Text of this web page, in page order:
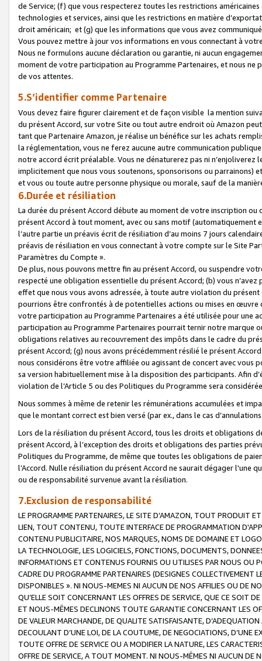
de Service; (f) que vous respecterez toutes les restrictions
technologies et services, ainsi que les restrictions en matière
droit américain; et (g) que les informations que vous avez
Vous pouvez mettre à jour vos informations en vous connectant à
Nous ne formulons aucune déclaration ou garantie, ni aucun
moment de votre participation au Programme Partenaires, et nous
de vos attentes.
5.S’identifier comme Partenaire
Vous devez faire figurer clairement et de façon visible la mention
du présent Accord, sur votre Site ou tout autre endroit où Amazon
tant que Partenaire Amazon, je réalise un bénéfice sur les achats
la réglementation, vous ne ferez aucune autre communication
notre accord écrit préalable. Vous ne dénaturerez pas ni
implicitement que nous vous soutenons, sponsorisons ou parrainons)
et vous ou toute autre personne physique ou morale, sauf de la
6.Durée et résiliation
La durée du présent Accord débute au moment de votre inscription
présent Accord à tout moment, avec ou sans motif (automatiquement
l’autre partie un préavis écrit de résiliation d’au moins 7 jours
préavis de résiliation en vous connectant à votre compte sur le Site
Paramètres du Compte ».
De plus, nous pouvons mettre fin au présent Accord, ou suspendre
respecté une obligation essentielle du présent Accord; (b) vous
effet que nous vous avons adressée, à toute autre violation du
pourrions être confrontés à de potentielles actions ou mises en
votre participation au Programme Partenaires a été utilisée pour une
participation au Programme Partenaires pourrait ternir notre marque
obligations relatives au recouvrement des impôts dans le cadre du
présent Accord; (g) nous avons précédemment résilié le présent
nous considérons être votre affiliée ou agissant de concert avec vous
sa version habituellement mise à la disposition des participants. Afin
violation de l’Article 5 ou des Politiques du Programme sera
Nous sommes à même de retenir les rémunérations accumulées et
que le montant correct est bien versé (par ex., dans le cas
Lors de la résiliation du présent Accord, tous les droits et obligations
présent Accord, à l’exception des droits et obligations des parties
Politiques du Programme, de même que toutes les obligations de
l’Accord. Nulle résiliation du présent Accord ne saurait dégager l'une
ou de responsabilité survenue avant la résiliation.
7.Exclusion de responsabilité
LE PROGRAMME PARTENAIRES, LE SITE D’AMAZON, TOUT PRODUIT
LIEN, TOUT CONTENU, TOUTE INTERFACE DE PROGRAMMATION
CONTENU PUBLICITAIRE, NOS MARQUES, NOMS DE DOMAINE ET
LA TECHNOLOGIE, LES LOGICIELS, FONCTIONS, DOCUMENTS,
INFORMATIONS ET CONTENUS FOURNIS OU UTILISES PAR NOUS OU
CADRE DU PROGRAMME PARTENAIRES (DESIGNES COLLECTIVEMENT
DISPONIBLES ». NI NOUS-MEMES NI AUCUN DE NOS AFFILIES OU DE
QU’ELLE SOIT CONCERNANT LES OFFRES DE SERVICE, QUE CE SOIT
ET NOUS-MÊMES DECLINONS TOUTE GARANTIE CONCERNANT LES
DE VALEUR MARCHANDE, DE QUALITE SATISFAISANTE,
DECOULANT D’UNE LOI, DE LA COUTUME, DE NEGOCIATIONS, D’UNE
TOUTE OFFRE DE SERVICE OU A MODIFIER LA NATURE, LES
OFFRE DE SERVICE, A TOUT MOMENT. NI NOUS-MÊMES NI AUCUN DE